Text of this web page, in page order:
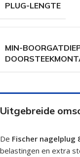
PLUG-LENGTE
MIN-
Uitgebreide
De Fischer nagelplug
belastingen en extra